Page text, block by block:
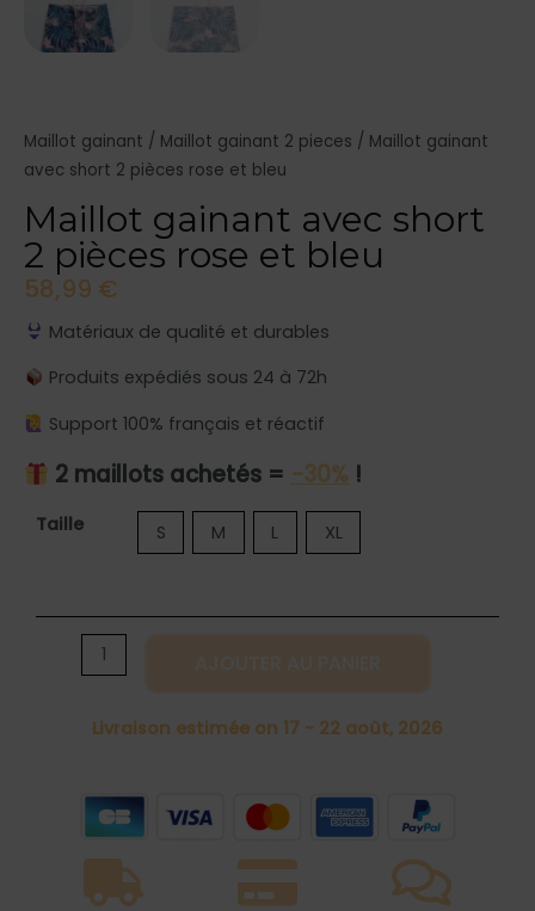
Maillot gainant / Maillot gainant 2 pieces / Maillot gainant
avec short 2 pièces rose et bleu
Maillot gainant avec short
2 pièces rose et bleu
58,99 €
Matériaux de qualité et durables
Produits expédiés sous 24 à 72h
Support 100% français et réactif
2 maillots achetés = -30% !
Taille S M L XL
quantité
gainant
Livraison estimée on 17 - 22 août, 2026